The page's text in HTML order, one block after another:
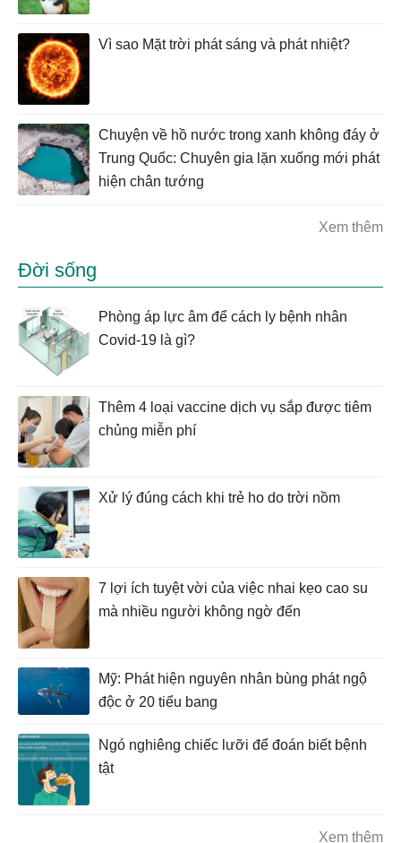
Vì sao Mặt trời phát sáng và phát nhiệt?
Chuyện về hồ nước trong xanh không đáy ở
Trung Quốc: Chuyên gia lặn xuống mới phát
hiện chân tướng
Xem thêm
Đời sống
Phòng áp lực âm để cách ly bệnh nhân
Covid-19 là gì?
Thêm 4 loại vaccine dịch vụ sắp được tiêm
chủng miễn phí
Xử lý đúng cách khi trẻ ho do trời nồm
7 lợi ích tuyệt vời của việc nhai kẹo cao su
mà nhiều người không ngờ đến
Mỹ: Phát hiện nguyên nhân bùng phát ngộ
độc ở 20 tiểu bang
Ngó nghiêng chiếc lưỡi để đoán biết bệnh
tật
Xem thêm